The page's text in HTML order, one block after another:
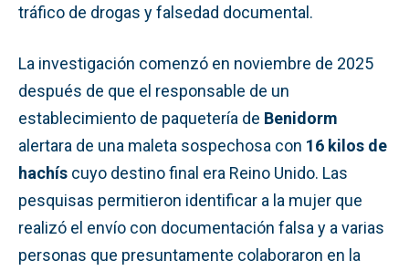
tráfico de drogas y falsedad documental.
La investigación comenzó en noviembre de 2025
después de que el responsable de un
establecimiento de paquetería de Benidorm
alertara de una maleta sospechosa con 16 kilos de
hachís cuyo destino final era Reino Unido. Las
pesquisas permitieron identificar a la mujer que
realizó el envío con documentación falsa y a varias
personas que presuntamente colaboraron en la